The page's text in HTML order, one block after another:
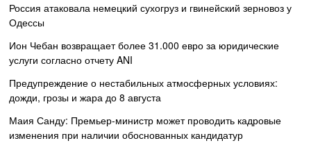
Россия атаковала немецкий сухогруз и гвинейский зерновоз у
Одессы
Ион Чебан возвращает более 31.000 евро за юридические
услуги согласно отчету ANI
Предупреждение о нестабильных атмосферных условиях:
дожди, грозы и жара до 8 августа
Маия Санду: Премьер-министр может проводить кадровые
изменения при наличии обоснованных кандидатур